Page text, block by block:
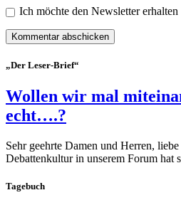
Ich möchte den Newsletter erhalten
„Der Leser-Brief“
Wollen wir mal
echt….?
Sehr geehrte Damen und Herren,
Debattenkultur in unserem Forum hat
Tagebuch